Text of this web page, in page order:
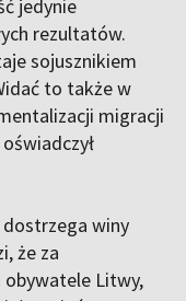
jedynie
rezultatów.
sojusznikiem
to także w
migracji
dostrzega winy
że za
obywatele Litwy,